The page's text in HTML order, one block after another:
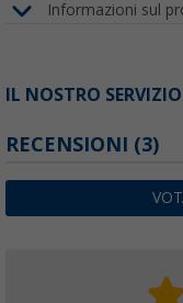
Informazioni sul
IL NOSTRO SERVIZIO
RECENSIONI (3)